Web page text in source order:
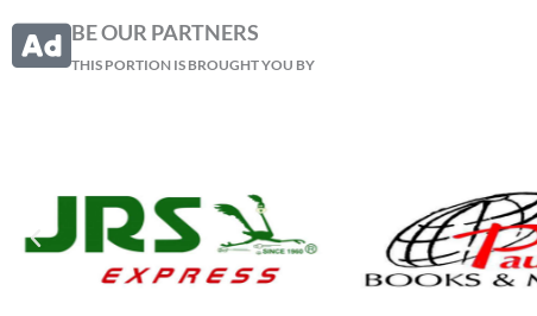
BE OUR PARTNERS
THIS PORTION IS BROUGHT YOU BY